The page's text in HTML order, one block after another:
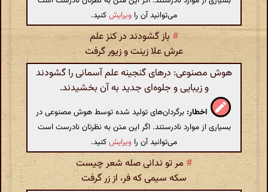
می‌توانید آن را ویرایشکنید.
# باز گشودند در کنز علم
عرش علا زینت و زیور گرفت
هوش مصنوعی: درهای گنجینه علم آسمانی را گشودند
و زیبایی و جلوه‌ای جدید به آن بخشیدند.
اخطار: برگردان‌های تولید شده توسط هوش مصنوعی در
بسیاری از موارد نادرستند. اگر این متن به نظرتان نادرست است
می‌توانید آن را ویرایشکنید.
# مر تو ندانی صله شعر چیست
سکه سیمی که فر، از زر گرفت